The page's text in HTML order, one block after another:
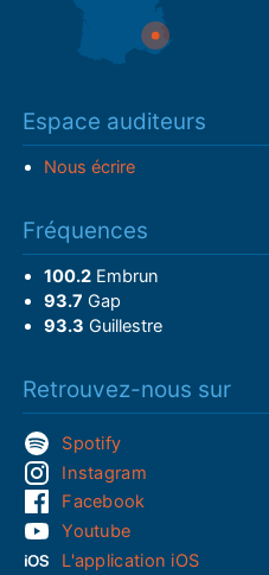
Espace auditeurs
Nous écrire
Fréquences
100.2Embrun
93.7 Gap
93.3 Guillestre
Retrouvez-nous sur
Spotify
Instagram
Facebook
Youtube
L'application iOS